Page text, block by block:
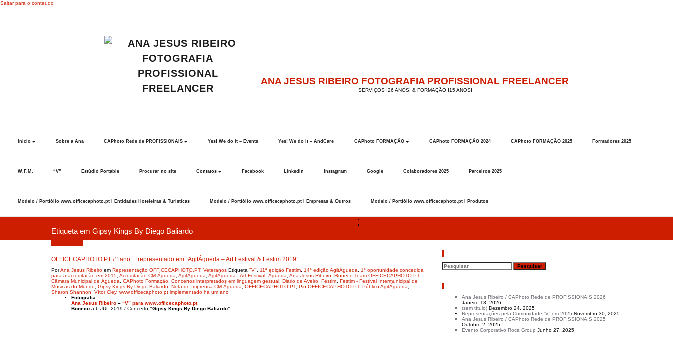
Saltar para o conteúdo
ANA JESUS RIBEIRO FOTOGRAFIA PROFISSIONAL FREELANCER
SERVIÇOS I26 ANOSI & FORMAÇÃO I15 ANOSI
Início Sobre a Ana CAPhoto Rede de PROFISSIONAIS Yes! We do it – Events Yes! We do it – AndCare CAPhoto FORMAÇÃO CAPhoto FORMAÇÃO 2024 CAPhoto FORMAÇÃO 2025 Formadores 2025
W.F.M. “V” Estúdio Portable Procurar no site Contatos Facebook LinkedIn Instagram Google Colaboradores 2025 Parceiros 2025
Modelo / Portfólio www.officecaphoto.pt I Entidades Hoteleiras & Turísticas Modelo / Portfólio www.officecaphoto.pt I Empresas & Outros Modelo / Portfólio www.officecaphoto.pt I Produtos
Etiqueta em Gipsy Kings By Diego Baliardo
OFFICECAPHOTO.PT #1ano… representado em “AgitÁgueda – Art Festival & Festim 2019”
PorAna Jesus Ribeiro em Representação OFFICECAPHOTO.PT, Veteranos Etiqueta "V" 11ª edição Festim 14ª edição AgitÁgueda
1ª oportunidade concedida
para a acreditação em 2015 Acreditação CM Águeda AgitÁgueda AgitÁgueda - Art Festival Águeda Ana Jesus Ribeiro Boneco Team OFFICECAPHOTO.PT,
Câmara Municipal de Águeda
CAPhoto Formação Concertos interpretados em linguagem gestual Diário de Aveiro Festim Festim - Festival Intermunicipal de
Músicas do Mundo Gipsy Kings By Diego Baliardo Nota de Imprensa CM Águeda OFFICECAPHOTO.PT, Pin OFFICECAPHOTO.PT, Público AgitÁgueda
Sharon Shannon
Vítor Cley, www.officecaphoto.pt implementado há um ano
Fotografia:
Ana Jesus Ribeiro – “V” para www.officecaphoto.pt
Boneco a 6 JUL.2019 / Concerto “Gipsy Kings By Diego Baliardo”.
Ana Jesus Ribeiro / CAPhoto Rede de PROFISSIONAIS 2026
Janeiro 13, 2026
(sem título) Dezembro 24, 2025
Representações pela Comunidade “V” em 2025 Novembro 30, 2025
Ana Jesus Ribeiro / CAPhoto Rede de PROFISSIONAIS 2025
Outubro 2, 2025
Evento Corporativo Roca Group Junho 27, 2025